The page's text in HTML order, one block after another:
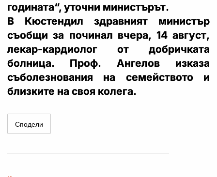
годината“, уточни министърът.
В Кюстендил здравният министър
съобщи за починал вчера, 14 август,
лекар-кардиолог от добричката
болница. Проф. Ангелов изказа
съболезнования на семейството и
близките на своя колега.
Сподели